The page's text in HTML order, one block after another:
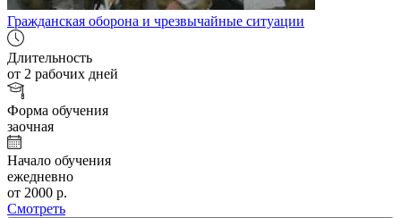
Гражданская оборона и чрезвычайные ситуации
Длительность
от 2 рабочих дней
Форма обучения
заочная
Начало обучения
ежедневно
от 2000 р.
Смотреть